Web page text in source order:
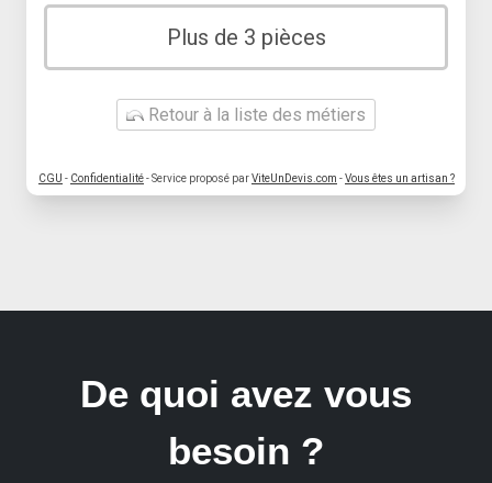
Plus de 3 pièces
Retour à la liste des métiers
CGU - Confidentialité- Service proposé parViteUnDevis.com -Vous êtes un artisan ?
De quoi avez vous
besoin ?